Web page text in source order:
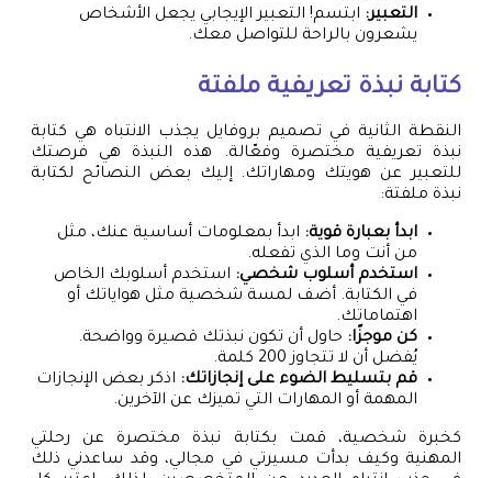
التعبير: ابتسم! التعبير الإيجابي يجعل الأشخاص
يشعرون بالراحة للتواصل معك.
كتابة نبذة تعريفية ملفتة
النقطة الثانية في تصميم بروفايل يجذب الانتباه هي كتابة
نبذة تعريفية مختصرة وفعّالة. هذه النبذة هي فرصتك
للتعبير عن هويتك ومهاراتك. إليك بعض النصائح لكتابة
نبذة ملفتة:
ابدأ بعبارة قوية: ابدأ بمعلومات أساسية عنك، مثل
من أنت وما الذي تفعله.
استخدم أسلوب شخصي: استخدم أسلوبك الخاص
في الكتابة. أضف لمسة شخصية مثل هواياتك أو
اهتماماتك.
كن موجزًا: حاول أن تكون نبذتك قصيرة وواضحة.
يُفضل أن لا تتجاوز 200 كلمة.
قم بتسليط الضوء على إنجازاتك: اذكر بعض الإنجازات
المهمة أو المهارات التي تميزك عن الآخرين.
كخبرة شخصية، قمت بكتابة نبذة مختصرة عن رحلتي
المهنية وكيف بدأت مسيرتي في مجالي، وقد ساعدني ذلك